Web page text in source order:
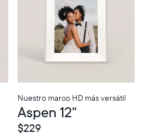
Submit
Nuestro marco HD más versátil
Aspen 12"
$229